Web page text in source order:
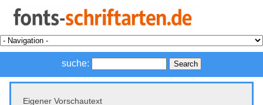
suche:
Eigener Vorschautext